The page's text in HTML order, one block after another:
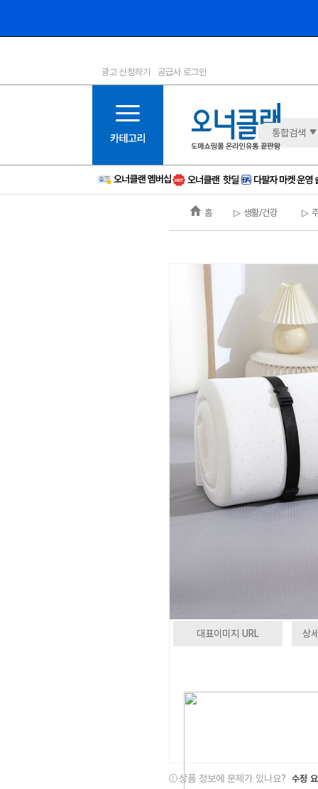
1등급
6등급
11등급
12등급
15등급
16등급
광고 신청하기 공급사 로그인
통합검색
홈 ▷ 생활/건강 ▷
대표이미지 URL 상
상품 정보에 문제가 있나요? 수정